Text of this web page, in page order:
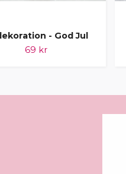
- God Jul
69 kr